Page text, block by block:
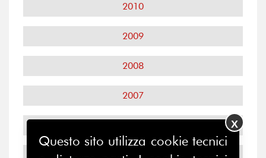
2010
2009
2008
2007
2005
Questo sito utilizza cookie tecnici
X